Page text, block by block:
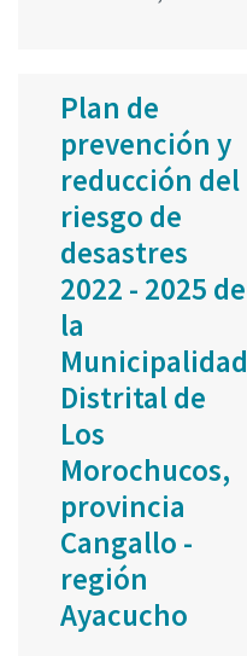
Plan de
prevención y
reducción del
riesgo de
desastres
2022 - 2025 de
la
Municipalidad
Distrital de
Los
Morochucos,
provincia
Cangallo -
región
Ayacucho